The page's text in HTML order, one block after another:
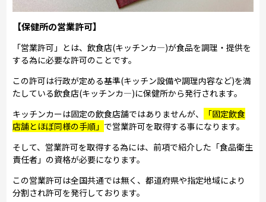
【保健所の営業許可】
「営業許可」とは、飲食店(キッチンカ―)が食品を調理・提供を
する為に必要な許可のことです。
この許可は行政が定める基準(キッチン設備や調理内容など)を満
たしている飲食店(キッチンカ―)に保健所から発行されます。
キッチンカーは固定の飲食店舗ではありませんが、
「固定飲食
店舗とほぼ同様の手順」 で営業許可を取得する事になります。
そして、営業許可を取得する為には、前項で紹介した「食品衛生
責任者」の資格が必要になります。
この営業許可は全国共通では無く、都道府県や指定地域により
分割され許可を発行しております。